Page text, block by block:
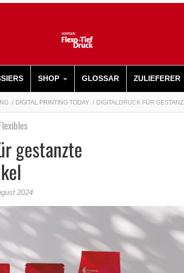
SHOP GLOSSAR ZULIEFERER
DIGITAL PRINTING TODAY DIGITALDRUCK FÜR
gestanzte
2024